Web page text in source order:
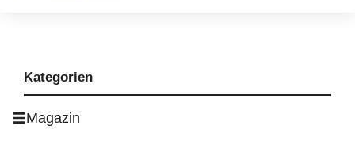
Kategorien
Magazin